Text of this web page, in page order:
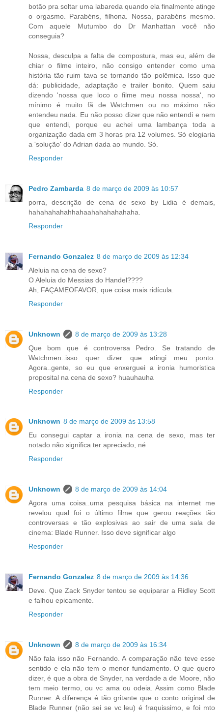
botão pra soltar uma labareda quando ela finalmente atinge
o orgasmo. Parabéns, filhona. Nossa, parabéns mesmo.
Com aquele Mutumbo do Dr Manhattan você não
conseguia?
Nossa, desculpa a falta de compostura, mas eu, além de
chiar o filme inteiro, não consigo entender como uma
história tão ruim tava se tornando tão polêmica. Isso que
dá: publicidade, adaptação e trailer bonito. Quem saiu
dizendo 'nossa que loco o filme meu nossa nossa', no
mínimo é muito fã de Watchmen ou no máximo não
entendeu nada. Eu não posso dizer que não entendi e nem
que entendi, porque eu achei uma lambança toda a
organização dada em 3 horas pra 12 volumes. Só elogiaria
a 'solução' do Adrian dada ao mundo. Só.
Responder
Pedro Zambarda 8 de março de 2009 às 10:57
porra, descrição de cena de sexo by Lidia é demais,
hahahahahahhahaahahahahahaha.
Responder
Fernando Gonzalez 8 de março de 2009 às 12:34
Aleluia na cena de sexo?
O Aleluia do Messias do Handel????
Ah, FAÇAMEOFAVOR, que coisa mais ridícula.
Responder
Unknown
8 de março de 2009 às 13:28
Que bom que é controversa Pedro. Se tratando de
Watchmen..isso quer dizer que atingi meu ponto.
Agora..gente, so eu que enxerguei a ironia humoristica
proposital na cena de sexo? huauhauha
Responder
Unknown 8 de março de 2009 às 13:58
Eu consegui captar a ironia na cena de sexo, mas ter
notado não significa ter apreciado, né
Responder
Unknown
8 de março de 2009 às 14:04
Agora uma coisa..uma pesquisa básica na internet me
revelou qual foi o último filme que gerou reações tão
controversas e tão explosivas ao sair de uma sala de
cinema: Blade Runner. Isso deve significar algo
Responder
Fernando Gonzalez 8 de março de 2009 às 14:36
Deve. Que Zack Snyder tentou se equiparar a Ridley Scott
e falhou epicamente.
Responder
Unknown
8 de março de 2009 às 16:34
Não fala isso não Fernando. A comparação não teve esse
sentido e ela não tem o menor fundamento. O que quero
dizer, é que a obra de Snyder, na verdade a de Moore, não
tem meio termo, ou vc ama ou odeia. Assim como Blade
Runner. A diferença é tão gritante que o conto original de
Blade Runner (não sei se vc leu) é fraquissimo, e foi mto